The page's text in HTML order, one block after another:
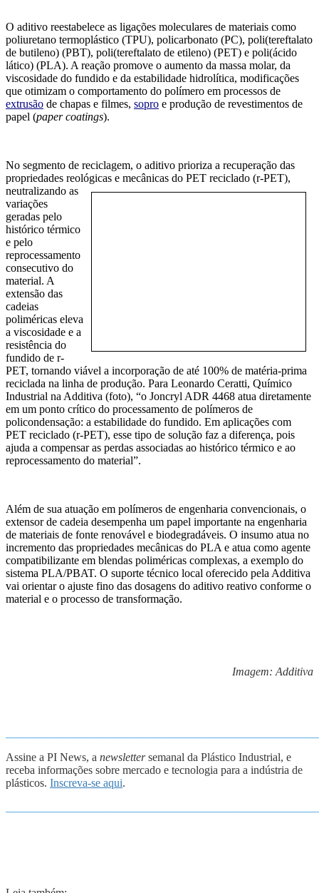
O aditivo reestabelece as ligações moleculares de materiais como
poliuretano termoplástico (TPU), policarbonato (PC), poli(tereftalato
de butileno) (PBT), poli(tereftalato de etileno) (PET) e poli(ácido
lático) (PLA). A reação promove o aumento da massa molar, da
viscosidade do fundido e da estabilidade hidrolítica, modificações
que otimizam o comportamento do polímero em processos de
extrusão de chapas e filmes, sopro e produção de revestimentos de
papel (paper coatings).
No segmento de reciclagem, o aditivo prioriza a recuperação das
propriedades reológicas e mecânicas do PET reciclado (r-PET),
neutralizando as
variações
geradas pelo
histórico térmico
e pelo
reprocessamento
consecutivo do
material. A
extensão das
cadeias
poliméricas eleva
a viscosidade e a
resistência do
fundido de r-
PET, tornando viável a incorporação de até 100% de matéria-prima
reciclada na linha de produção. Para Leonardo Ceratti, Químico
Industrial na Additiva (foto), “o Joncryl ADR 4468 atua diretamente
em um ponto crítico do processamento de polímeros de
policondensação: a estabilidade do fundido. Em aplicações com
PET reciclado (r-PET), esse tipo de solução faz a diferença, pois
ajuda a compensar as perdas associadas ao histórico térmico e ao
reprocessamento do material”.
Além de sua atuação em polímeros de engenharia convencionais, o
extensor de cadeia desempenha um papel importante na engenharia
de materiais de fonte renovável e biodegradáveis. O insumo atua no
incremento das propriedades mecânicas do PLA e atua como agente
compatibilizante em blendas poliméricas complexas, a exemplo do
sistema PLA/PBAT. O suporte técnico local oferecido pela Additiva
vai orientar o ajuste fino das dosagens do aditivo reativo conforme o
material e o processo de transformação.
Imagem: Additiva
Assine a PI News, a newslettersemanal da Plástico Industrial, e
receba informações sobre mercado e tecnologia para a indústria de
plásticos. Inscreva-se aqui.